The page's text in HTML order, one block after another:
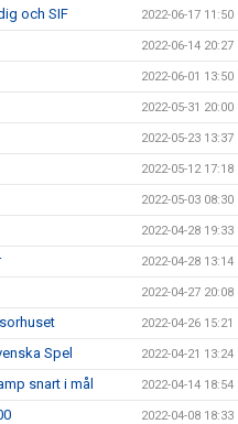
och SIF 2022-06-17 11:50
2022-06-14 20:27
2022-06-01 13:50
2022-05-31 20:00
2022-05-23 13:37
2022-05-12 17:18
2022-05-03 08:30
2022-04-28 19:33
2022-04-28 13:14
2022-04-27 20:08
2022-04-26 15:21
Spel 2022-04-21 13:24
snart i mål 2022-04-14 18:54
2022-04-08 18:33